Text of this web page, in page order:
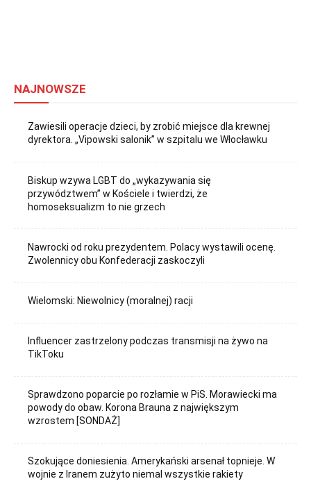
NAJNOWSZE
Zawiesili operacje dzieci, by zrobić miejsce dla krewnej
dyrektora. „Vipowski salonik” w szpitalu we Włocławku
Biskup wzywa LGBT do „wykazywania się
przywództwem” w Kościele i twierdzi, że
homoseksualizm to nie grzech
Nawrocki od roku prezydentem. Polacy wystawili ocenę.
Zwolennicy obu Konfederacji zaskoczyli
Wielomski: Niewolnicy (moralnej) racji
Influencer zastrzelony podczas transmisji na żywo na
TikToku
Sprawdzono poparcie po rozłamie w PiS. Morawiecki ma
powody do obaw. Korona Brauna z największym
wzrostem [SONDAŻ]
Szokujące doniesienia. Amerykański arsenał topnieje. W
wojnie z Iranem zużyto niemal wszystkie rakiety